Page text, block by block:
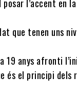
posar l’accent en
que tenen uns
19 anys afronti
és el principi